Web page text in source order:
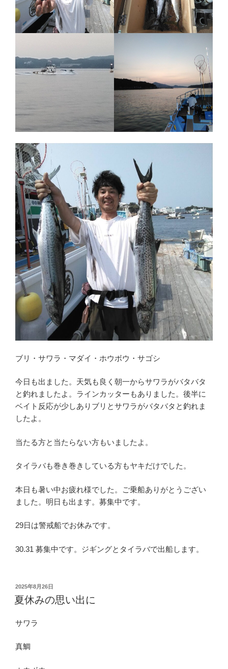
ブリ・サワラ・マダイ・ホウボウ・サゴシ
今日も出ました。天気も良く朝一からサワラがバタバタ
と釣れましたよ。ラインカッターもありました。後半に
ベイト反応が少しありブリとサワラがバタバタと釣れま
したよ。
当たる方と当たらない方もいましたよ。
タイラバも巻き巻きしている方もヤキだけでした。
本日も暑い中お疲れ様でした。ご乗船ありがとうござい
ました。明日も出ます。募集中です。
29日は警戒船でお休みです。
30.31 募集中です。ジギングとタイラバで出船します。
投
稿
日:
2025年8月26日
夏休みの思い出に
サワラ
真鯛